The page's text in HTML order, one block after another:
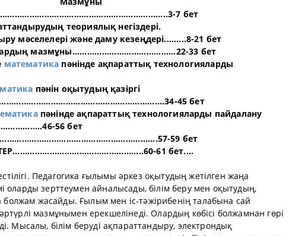
7 бет
теориялық негіздері.
мәселелері және даму кезеңдері.........8-21 бет
мазмұны..........................................22-33 бет
математика пәнінде ақпараттық технологияларды
пәнін оқытудың қазіргі
45 бет
пәнінде ақпараттық технологияларды пайдалану
56 бет
59 бет
61 бет....
Педагогика ғылымы әркез оқытудың жетілген жаңа
оларды зерттеумен айналысады, білім беру мен оқытудың,
жасайды. Ғылым мен іс-тәжірибенің талабына сай
мазмұнымен ерекшелінеді. Олардың көбісі болжамнан гөрі
Мысалы, білім беруді ақпараттандыру, электрондық